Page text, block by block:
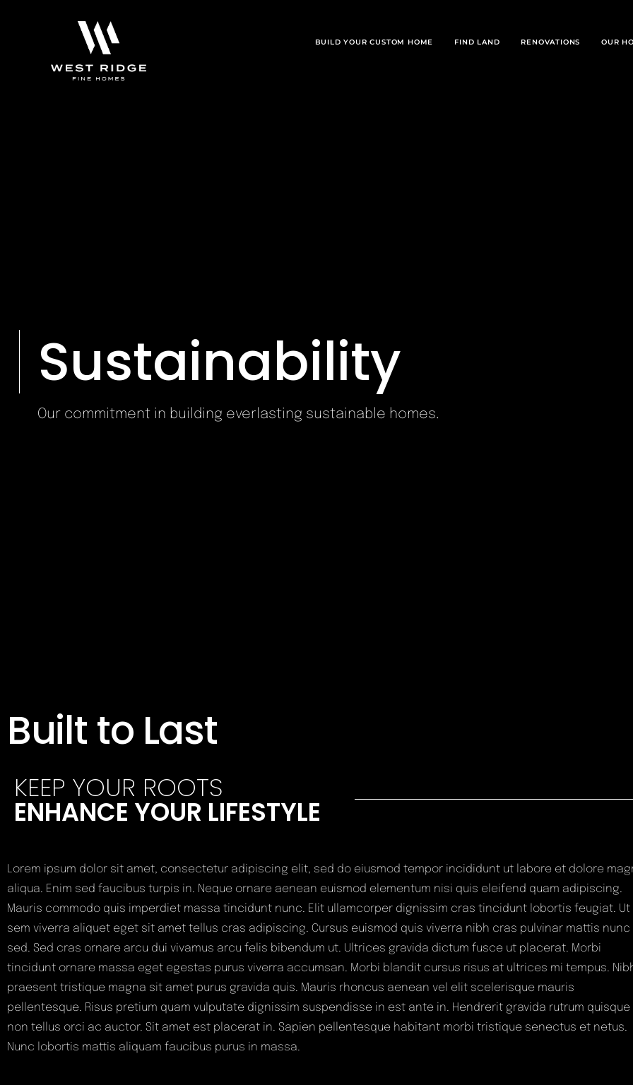
BUILD YOUR CUSTOM HOME FIND LAND RENOVATIONS OUR
Sustainability
Our commitment in building everlasting sustainable homes.
Built to Last
KEEP YOUR ROOTS
ENHANCE YOUR LIFESTYLE
Lorem ipsum dolor sit amet, consectetur adipiscing elit, sed do eiusmod tempor incididunt ut labore et dolore
aliqua. Enim sed faucibus turpis in. Neque ornare aenean euismod elementum nisi quis eleifend quam adipiscing.
Mauris commodo quis imperdiet massa tincidunt nunc. Elit ullamcorper dignissim cras tincidunt lobortis feugiat. Ut
sem viverra aliquet eget sit amet tellus cras adipiscing. Cursus euismod quis viverra nibh cras pulvinar mattis nunc
sed. Sed cras ornare arcu dui vivamus arcu felis bibendum ut. Ultrices gravida dictum fusce ut placerat. Morbi
tincidunt ornare massa eget egestas purus viverra accumsan. Morbi blandit cursus risus at ultrices mi tempus.
praesent tristique magna sit amet purus gravida quis. Mauris rhoncus aenean vel elit scelerisque mauris
pellentesque. Risus pretium quam vulputate dignissim suspendisse in est ante in. Hendrerit gravida rutrum quisque
non tellus orci ac auctor. Sit amet est placerat in. Sapien pellentesque habitant morbi tristique senectus et netus.
Nunc lobortis mattis aliquam faucibus purus in massa.